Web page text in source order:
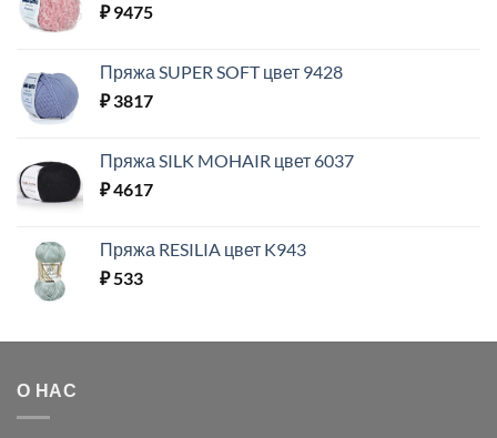
₽9475
Пряжа SUPER SOFT цвет 9428
₽3817
Пряжа SILK MOHAIR цвет 6037
₽4617
Пряжа RESILIA цвет K943
₽533
О НАС